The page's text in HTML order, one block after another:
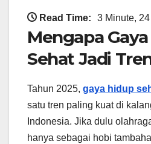
Read Time: 3 Minute,
Mengapa
Sehat Jadi
Tahun 2025, gaya hidup
satu tren paling kuat di
Indonesia. Jika dulu
hanya sebagai hobi